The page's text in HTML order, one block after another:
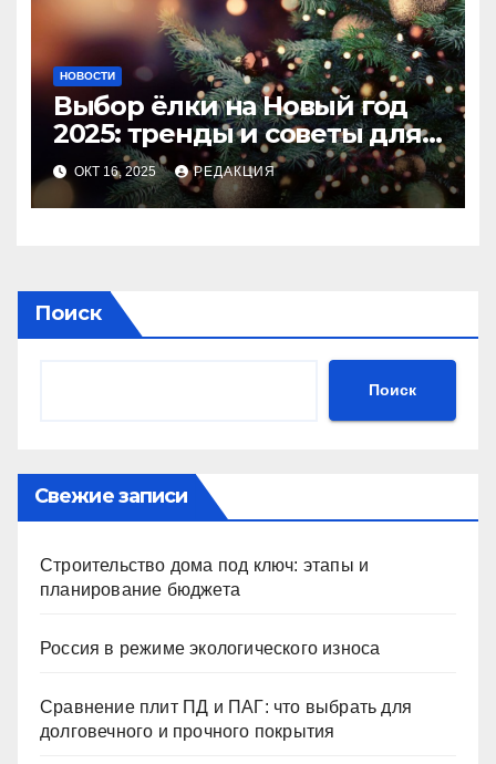
НОВОСТИ
Выбор ёлки на Новый год
2025: тренды и советы для
идеального праздника
ОКТ 16, 2025 РЕДАКЦИЯ
Поиск
Поиск
Свежие записи
Строительство дома под ключ: этапы и
планирование бюджета
Россия в режиме экологического износа
Сравнение плит ПД и ПАГ: что выбрать для
долговечного и прочного покрытия